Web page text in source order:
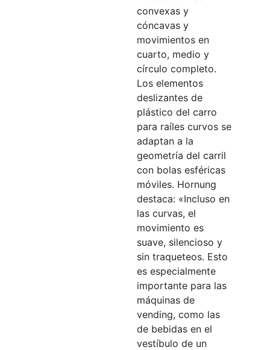
convexas y
cóncavas y
movimientos en
cuarto, medio y
círculo completo.
Los elementos
deslizantes de
plástico del carro
para raíles curvos se
adaptan a la
geometría del carril
con bolas esféricas
móviles. Hornung
destaca: «Incluso en
las curvas, el
movimiento es
suave, silencioso y
sin traqueteos. Esto
es especialmente
importante para las
máquinas de
vending, como las
de bebidas en el
vestíbulo de un